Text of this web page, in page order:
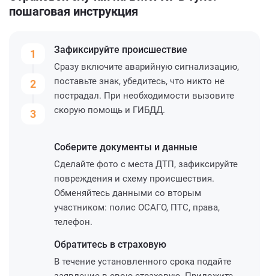
пошаговая инструкция
1
2
3
Зафиксируйте происшествие
Сразу включите аварийную сигнализацию,
поставьте знак, убедитесь, что никто не
пострадал. При необходимости вызовите
скорую помощь и ГИБДД.
Соберите документы и данные
Сделайте фото с места ДТП, зафиксируйте
повреждения и схему происшествия.
Обменяйтесь данными со вторым
участником: полис ОСАГО, ПТС, права,
телефон.
Обратитесь в страховую
В течение установленного срока подайте